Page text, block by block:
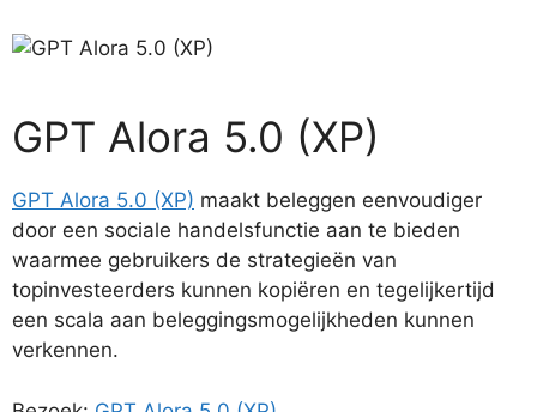
GPT Alora 5.0 (XP)
GPT Alora 5.0 (XP) maakt beleggen eenvoudiger
door een sociale handelsfunctie aan te bieden
waarmee gebruikers de strategieën van
topinvesteerders kunnen kopiëren en tegelijkertijd
een scala aan beleggingsmogelijkheden kunnen
verkennen.